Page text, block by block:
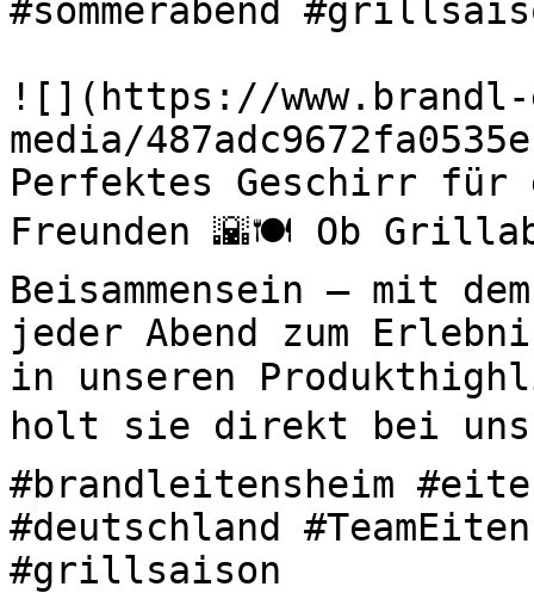
#sommerabend
![](https://
media/
Perfektes Geschirr für
Freunden 🌇🍽️ Ob
Beisammensein – mit
jeder Abend zum
in unseren
holt sie direkt bei uns
#brandleitensheim
#deutschland
#grillsaison